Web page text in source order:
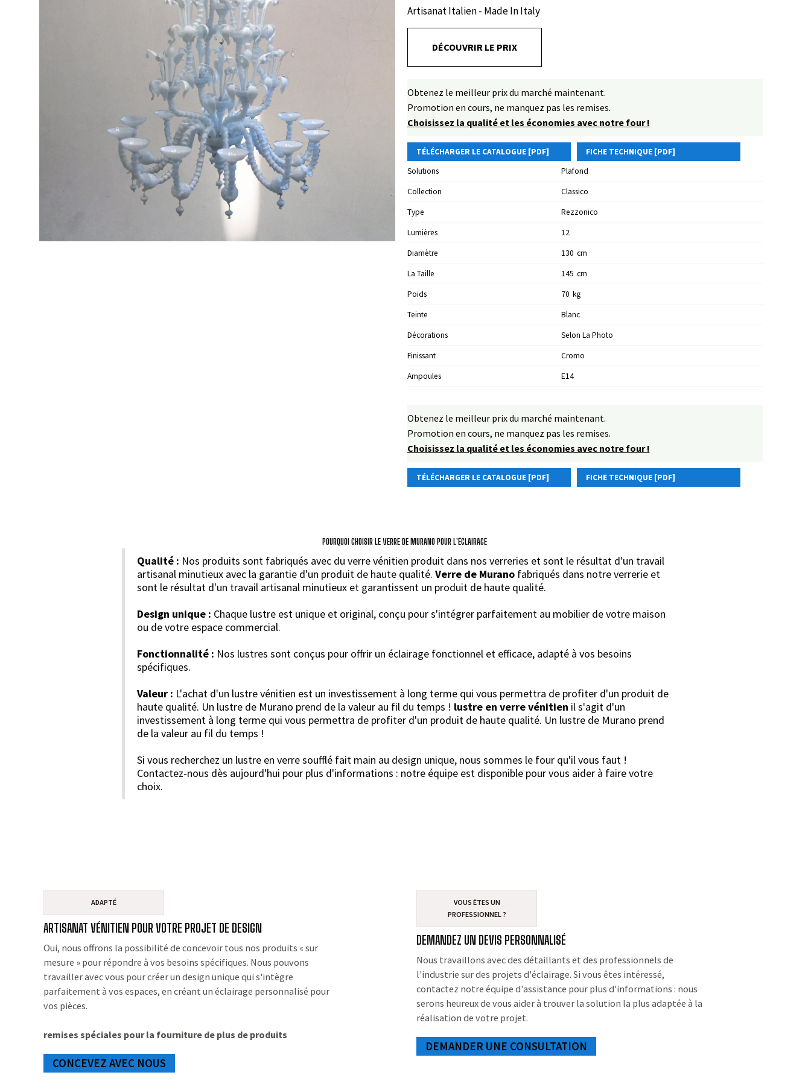
Artisanat Italien - Made In Italy
DÉCOUVRIR LE PRIX
Obtenez le meilleur prix du marché maintenant.
Promotion en cours, ne manquez pas les remises.
Choisissez la qualité et les économies avec notre four !
TÉLÉCHARGER LE CATALOGUE [PDF]
FICHE TECHNIQUE [PDF]
Solutions
Plafond
Collection
Classico
Type
Rezzonico
Lumières
12
Diamètre
130 Cm
La Taille
145 Cm
Poids
70 Kg
Teinte
Blanc
Décorations
Selon La Photo
Finissant
Cromo
Ampoules
E14
Obtenez le meilleur prix du marché maintenant.
Promotion en cours, ne manquez pas les remises.
Choisissez la qualité et les économies avec notre four !
TÉLÉCHARGER LE CATALOGUE [PDF] FICHE TECHNIQUE [PDF]
POURQUOI CHOISIR LE VERRE DE MURANO POUR L'ÉCLAIRAGE
Qualité : Nos produits sont fabriqués avec du verre vénitien produit dans nos verreries et sont le résultat d'un travail
artisanal minutieux avec la garantie d'un produit de haute qualité. Verre de Murano fabriqués dans notre verrerie et
sont le résultat d'un travail artisanal minutieux et garantissent un produit de haute qualité.
Design unique : Chaque lustre est unique et original, conçu pour s'intégrer parfaitement au mobilier de votre maison
ou de votre espace commercial.
Fonctionnalité : Nos lustres sont conçus pour offrir un éclairage fonctionnel et efficace, adapté à vos besoins
spécifiques.
Valeur : L'achat d'un lustre vénitien est un investissement à long terme qui vous permettra de profiter d'un produit de
haute qualité. Un lustre de Murano prend de la valeur au fil du temps ! lustre en verre vénitien il s'agit d'un
investissement à long terme qui vous permettra de profiter d'un produit de haute qualité. Un lustre de Murano prend
de la valeur au fil du temps !
Si vous recherchez un lustre en verre soufflé fait main au design unique, nous sommes le four qu'il vous faut !
Contactez-nous dès aujourd'hui pour plus d'informations : notre équipe est disponible pour vous aider à faire votre
choix.
ADAPTÉ
ARTISANAT VÉNITIEN POUR VOTRE PROJET DE DESIGN
Oui, nous offrons la possibilité de concevoir tous nos produits « sur
mesure » pour répondre à vos besoins spécifiques. Nous pouvons
travailler avec vous pour créer un design unique qui s'intègre
parfaitement à vos espaces, en créant un éclairage personnalisé pour
vos pièces.
remises spéciales pour la fourniture de plus de produits
CONCEVEZ AVEC NOUS
VOUS ÊTES UN
PROFESSIONNEL ?
DEMANDEZ UN DEVIS PERSONNALISÉ
Nous travaillons avec des détaillants et des professionnels de
l'industrie sur des projets d'éclairage. Si vous êtes intéressé,
contactez notre équipe d'assistance pour plus d'informations : nous
serons heureux de vous aider à trouver la solution la plus adaptée à la
réalisation de votre projet.
DEMANDER UNE CONSULTATION